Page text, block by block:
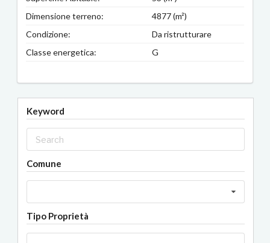
Dimensione terreno:
4877 (m²)
Condizione:
Da ristrutturare
Classe energetica:
G
Keyword
Comune
Tipo Proprietà